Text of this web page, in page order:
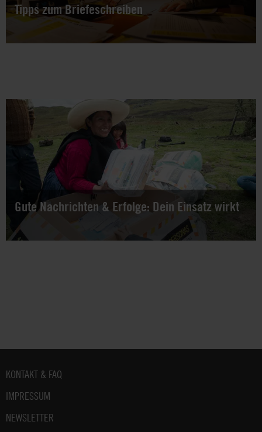
Tipps zum Briefeschreiben
Gute Nachrichten & Erfolge: Dein Einsatz wirkt
Fußbereich
KONTAKT & FAQ
IMPRESSUM
NEWSLETTER